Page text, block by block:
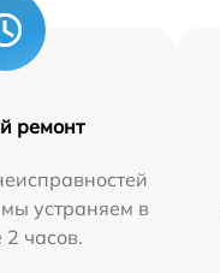
ремонт
устраняем в
2 часов.